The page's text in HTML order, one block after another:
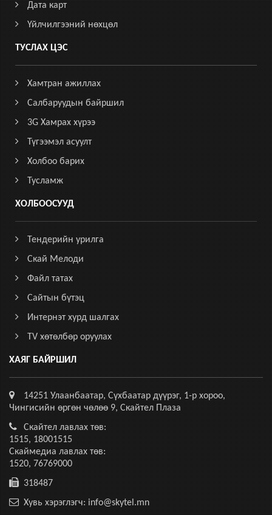
Дата карт
Үйлчилгээний нөхцөл
ТУСЛАХ ЦЭС
Хамтран ажиллах
Салбаруудын байршил
3G Хамрах хүрээ
Түгээмэл асуулт
Холбоо барих
Тусламж
ХОЛБООСУУД
Тендерийн урилга
Скай Мелоди
Файл татах
Сайтын бүтэц
Интернэт хурд шалгах
TV хөтөлбөр оруулах
ХАЯГ БАЙРШИЛ
14251 Улаанбаатар, Сүхбаатар дүүрэг, 1-р хороо,
Чингисийн өргөн чөлөө 9, Скайтел Плаза
Скайтел лавлах төв:
1515, 18001515
Скаймедиа лавлах төв:
1520, 76769000
318487
Хувь хэрэглэгч: info@skytel.mn